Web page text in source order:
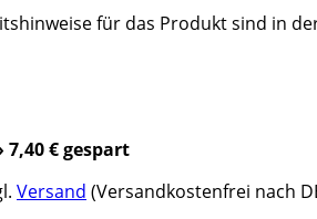
für das Produkt sind in
7,40 € gespart
Versand (Versandkostenfrei nach